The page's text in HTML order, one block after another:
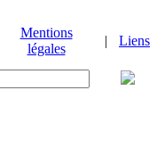
Mentions
légales
| Liens